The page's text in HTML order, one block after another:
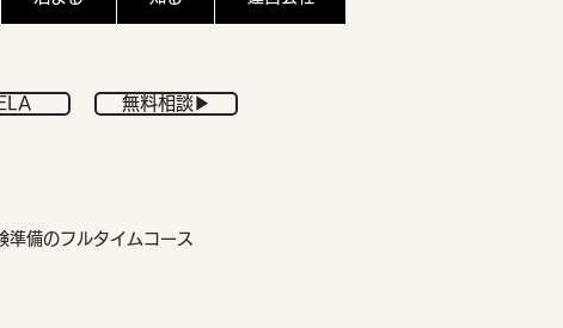
無料相談▶︎
準備のフルタイムコース